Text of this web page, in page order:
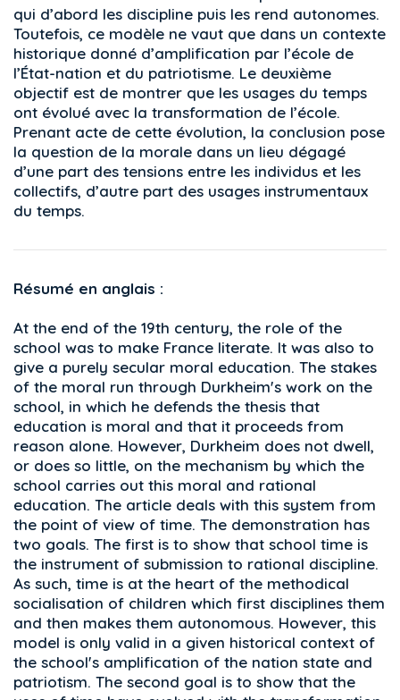
qui d’abord les discipline puis les rend autonomes.
Toutefois, ce modèle ne vaut que dans un contexte
historique donné d’amplification par l’école de
l’État-nation et du patriotisme. Le deuxième
objectif est de montrer que les usages du temps
ont évolué avec la transformation de l’école.
Prenant acte de cette évolution, la conclusion pose
la question de la morale dans un lieu dégagé
d’une part des tensions entre les individus et les
collectifs, d’autre part des usages instrumentaux
du temps.
Résumé en anglais :
At the end of the 19th century, the role of the
school was to make France literate. It was also to
give a purely secular moral education. The stakes
of the moral run through Durkheim's work on the
school, in which he defends the thesis that
education is moral and that it proceeds from
reason alone. However, Durkheim does not dwell,
or does so little, on the mechanism by which the
school carries out this moral and rational
education. The article deals with this system from
the point of view of time. The demonstration has
two goals. The first is to show that school time is
the instrument of submission to rational discipline.
As such, time is at the heart of the methodical
socialisation of children which first disciplines them
and then makes them autonomous. However, this
model is only valid in a given historical context of
the school's amplification of the nation state and
patriotism. The second goal is to show that the